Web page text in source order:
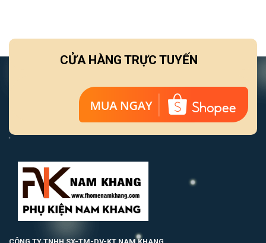
CỬA HÀNG TRỰC TUYẾN